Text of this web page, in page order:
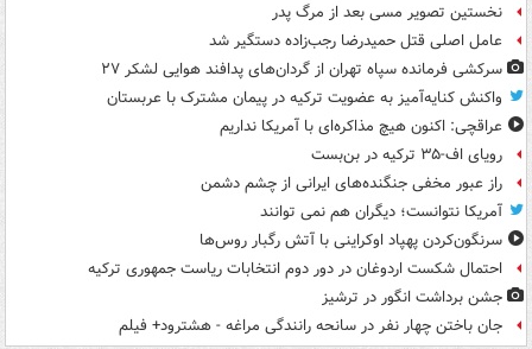
نخستین تصویر مسی بعد از مرگ پدر
عامل اصلی قتل حمیدرضا رجب‌زاده دستگیر شد
سرکشی فرمانده سپاه تهران از گردان‌های پدافند هوایی لشکر ۲۷
واکنش کنایه‌آمیز به عضویت ترکیه در پیمان مشترک با عربستان
عراقچی: اکنون هیچ مذاکره‌ای با آمریکا نداریم
رویای اف-۳۵ ترکیه در بن‌بست
راز عبور مخفی جنگنده‌های ایرانی از چشم دشمن
آمریکا نتوانست؛ دیگران هم نمی توانند
سرنگون‌کردن پهپاد اوکراینی با آتش رگبار روس‌ها
احتمال شکست اردوغان در دور دوم انتخابات ریاست جمهوری ترکیه
جشن برداشت انگور در ترشیز
جان باختن چهار نفر در سانحه رانندگی مراغه - هشترود+ فیلم